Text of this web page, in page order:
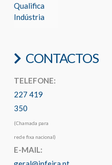
Qualifica
Indústria
CONTACTOS
TELEFONE:
227 419
350
(Chamada para
rede fixa nacional)
E-MAIL: